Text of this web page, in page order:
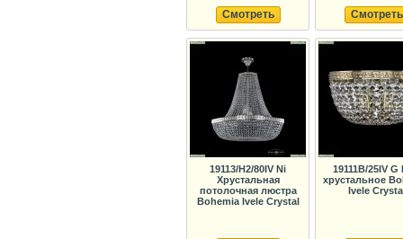
Смотреть Смотреть
19113/H2/80IV Ni
Хрустальная
потолочная люстра
Bohemia Ivele Crystal
19111B/25IV G
хрустальное
Ivele